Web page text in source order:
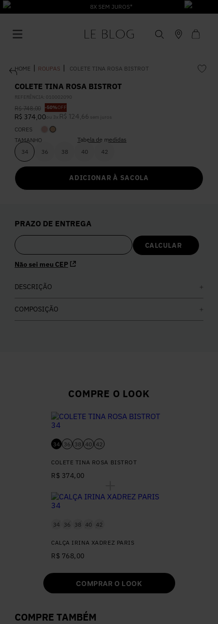
8X SEM JUROS*
ROUPAS COLETE TINA ROSA BISTROT
COLETE TINA ROSA BISTROT
REFERÊNCIA: 010002090
R$ 748,00 -50%OFF
R$ 374,00 ou 3 x R$ 124 66 sem juros
CORES
TAMANHO
34
36 38 40 42
Tabela de medidas
ADICIONAR À SACOLA
PRAZO DE ENTREGA
Não sei meu CEP
DESCRIÇÃO
COMPOSIÇÃO
COMPRE O LOOK
34 36 38 40 42
COLETE TINA ROSA BISTROT
R$ 374,00
34 36 38 40 42
CALÇA IRINA XADREZ PARIS
R$ 768,00
COMPRAR O LOOK
COMPRE TAMBÉM
1º Vestido
2º
5º Calça
6º Colete
7º Vestidos
Calça Jeans